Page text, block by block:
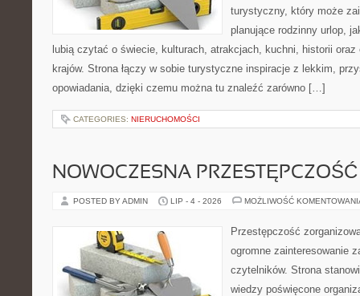
turystyczny, który może
planujące rodzinny urlop,
lubią czytać o świecie, kulturach, atrakcjach, kuchni, historii
krajów. Strona łączy w sobie turystyczne inspiracje z lekkim,
opowiadania, dzięki czemu można tu znaleźć zarówno […]
CATEGORIES: NIERUCHOMOŚCI
NOWOCZESNA PRZESTĘPCZOŚĆ
POSTED BY ADMIN LIP - 4 - 2026 MOŻLIWOŚĆ
Przestępczość
ogromne zainteresowanie
czytelników. Strona
wiedzy poświęcone